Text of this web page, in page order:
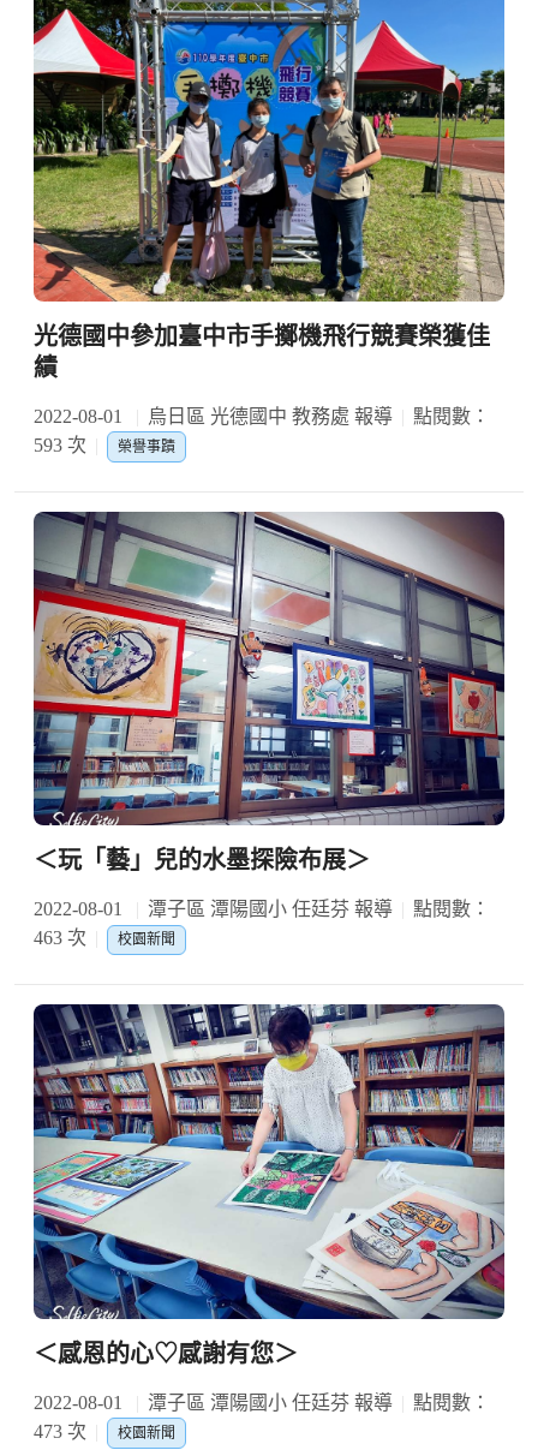
光德國中參加臺中市手擲機飛行競賽榮獲佳
績
2022-08-01 烏日區 光德國中 教務處 報導
點閱數：
593 次
榮譽事蹟
＜玩「藝」兒的水墨探險布展＞
2022-08-01 潭子區 潭陽國小 任廷芬 報導
點閱數：
463 次
校園新聞
＜感恩的心♡感謝有您＞
2022-08-01 潭子區 潭陽國小 任廷芬 報導
點閱數：
473 次
校園新聞